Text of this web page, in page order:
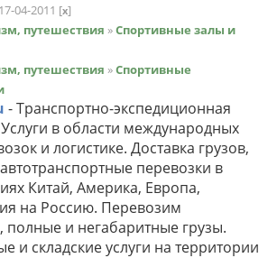
04-2011 [x]
путешествия »Спортивные залы и
путешествия »Спортивные
- Транспортно-экспедиционная
в области международных
и логистике. Доставка грузов,
перевозки в
Китай, Америка, Европа,
на Россию. Перевозим
полные и негабаритные грузы.
и складские услуги на территории